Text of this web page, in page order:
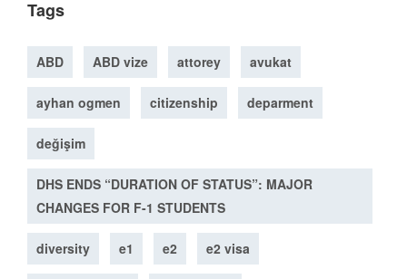
Tags
ABD ABD vize attorey avukat
ayhan ogmen citizenship deparment
değişim
DHS ENDS “DURATION OF STATUS”: MAJOR
CHANGES FOR F-1 STUDENTS
diversity e1 e2 e2 visa